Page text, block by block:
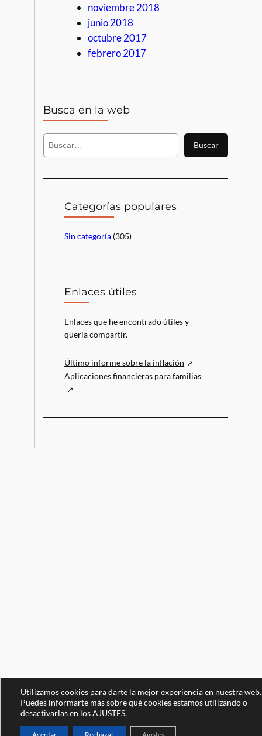
noviembre 2018
junio 2018
octubre 2017
febrero 2017
Busca en la web
B
c
Buscar
Categorías populares
Sin categoría (305)
Enlaces útiles
Enlaces que he encontrado útiles y
quería compartir.
Último informe sobre la inflación
Aplicaciones financieras para familias
Utilizamos cookies para darte la mejor experiencia en nuestra web.
Puedes informarte más sobre qué cookies estamos utilizando o
desactivarlas en losAJUSTES.